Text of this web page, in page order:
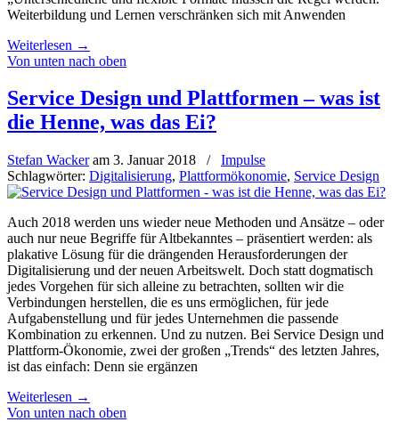
Weiterbildung und Lernen verschränken sich mit Anwenden
Weiterlesen →
Von unten nach oben
Service Design und Plattformen – was ist
die Henne, was das Ei?
Stefan Wackeram 3. Januar 2018 /
Impulse
Schlagwörter: Digitalisierung, Plattformökonomie, Service Design
Auch 2018 werden uns wieder neue Methoden und Ansätze – oder
auch nur neue Begriffe für Altbekanntes – präsentiert werden: als
plakative Lösung für die drängenden Herausforderungen der
Digitalisierung und der neuen Arbeitswelt. Doch statt dogmatisch
jedes Vorgehen für sich alleine zu betrachten, sollten wir die
Verbindungen herstellen, die es uns ermöglichen, für jede
Aufgabenstellung und für jedes Unternehmen die passende
Kombination zu erkennen. Und zu nutzen. Bei Service Design und
Plattform-Ökonomie, zwei der großen „Trends“ des letzten Jahres,
ist das einfach: Denn sie ergänzen
Weiterlesen →
Von unten nach oben